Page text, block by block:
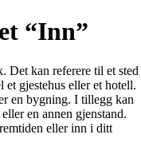
“Inn”
Det kan referere til et sted
gjestehus eller et hotell.
en bygning. I tillegg kan
en annen gjenstand.
eller inn i ditt